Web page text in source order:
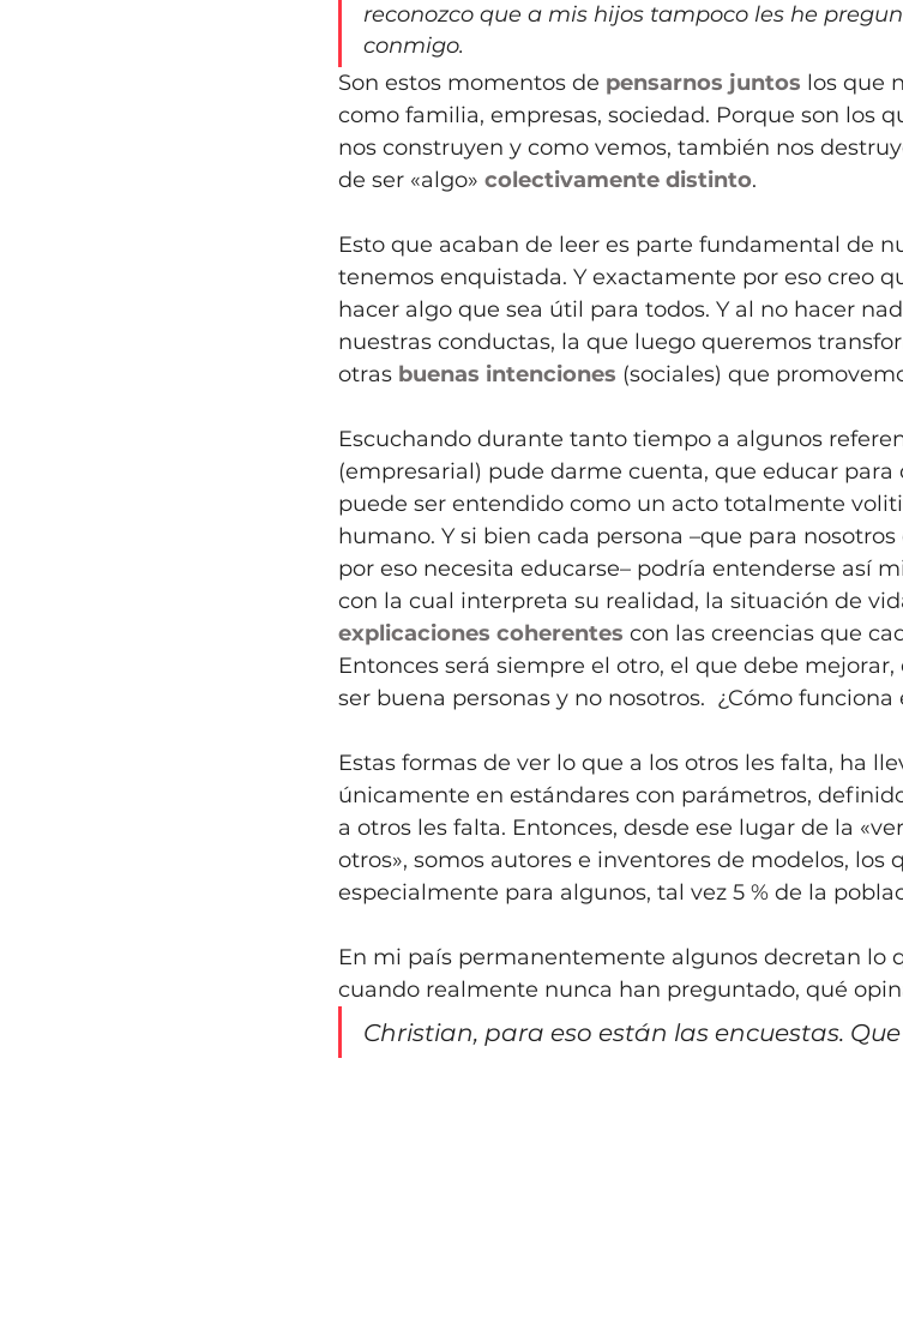
reconozco que a mis hijos tampoco les he
conmigo.
Son estos momentos de pensarnos juntos los que
como familia, empresas, sociedad. Porque son los
nos construyen y como vemos, también nos
de ser «algo» colectivamente distinto.
Esto que acaban de leer es parte fundamental de
tenemos enquistada. Y exactamente por eso creo
hacer algo que sea útil para todos. Y al no hacer
nuestras conductas, la que luego queremos
otras buenas intenciones (sociales) que
Escuchando durante tanto tiempo a algunos
(empresarial) pude darme cuenta, que educar para
puede ser entendido como un acto totalmente
humano. Y si bien cada persona –que para nosotros
por eso necesita educarse– podría entenderse así
con la cual interpreta su realidad, la situación de
explicaciones coherentes con las creencias que
Entonces será siempre el otro, el que debe
ser buena personas y no nosotros.  ¿Cómo
Estas formas de ver lo que a los otros les falta, ha
únicamente en estándares con parámetros,
a otros les falta. Entonces, desde ese lugar de la
otros», somos autores e inventores de modelos, los
especialmente para algunos, tal vez 5 % de la
En mi país permanentemente algunos decretan lo
cuando realmente nunca han preguntado, qué
Christian, para eso están las encuestas.